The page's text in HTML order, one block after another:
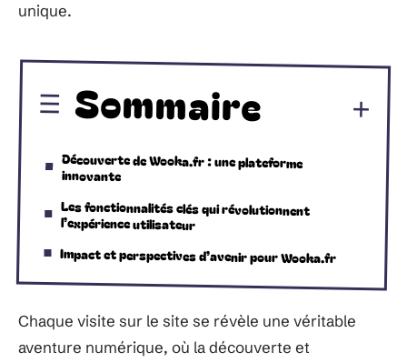
unique.
Sommaire
Découverte de Wooka.fr : une plateforme
innovante
Les fonctionnalités clés qui révolutionnent
l’expérience utilisateur
Impact et perspectives d’avenir pour Wooka.fr
Chaque visite sur le site se révèle une véritable
aventure numérique, où la découverte et